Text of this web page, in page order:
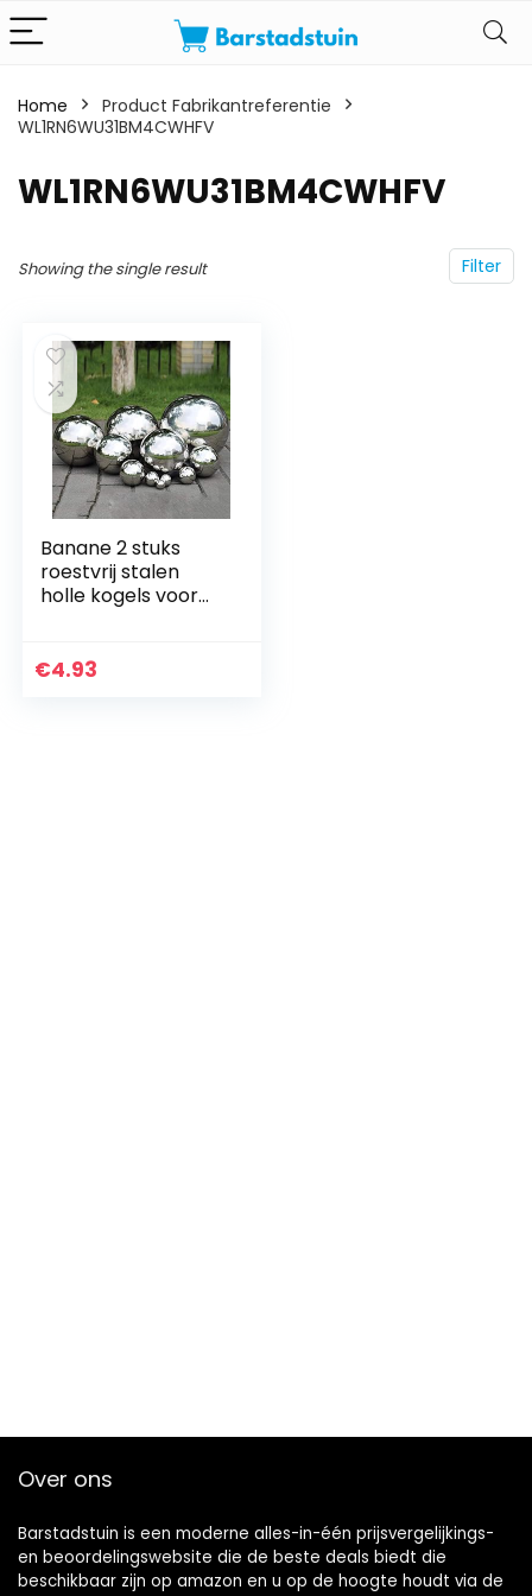
Home
Product Fabrikantreferentie
WL1RN6WU31BM4CWHFV
WL1RN6WU31BM4CWHFV
Filter
Showing the single result
Banane 2 stuks
roestvrij stalen
holle kogels voor
mm spiegel
€4.93
Over ons
Barstadstuin is een moderne alles-in-één prijsvergelijkings-
en beoordelingswebsite die de beste deals biedt die
beschikbaar zijn op amazon en u op de hoogte houdt via de